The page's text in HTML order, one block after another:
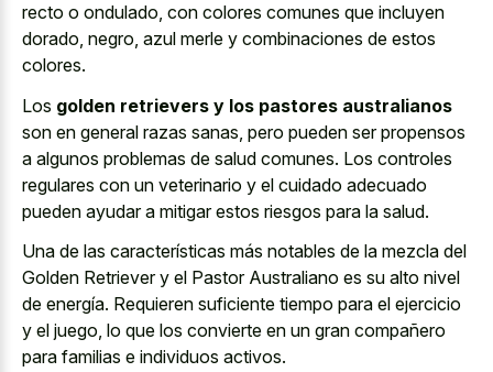
recto o ondulado, con colores comunes que incluyen
dorado, negro, azul merle y combinaciones de estos
colores.
Los golden retrievers y los pastores australianos
son en general razas sanas, pero pueden ser propensos
a algunos problemas de salud comunes. Los controles
regulares con un veterinario y el cuidado adecuado
pueden ayudar a mitigar estos riesgos para la salud.
Una de las características más notables de la mezcla del
Golden Retriever y el Pastor Australiano es su alto nivel
de energía. Requieren suficiente tiempo para el ejercicio
y el juego, lo que los convierte en un gran compañero
para familias e individuos activos.